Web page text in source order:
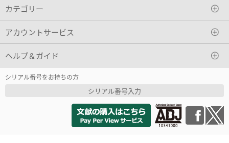
カテゴリー
アカウントサービス
ヘルプ＆ガイド
シリアル番号をお持ちの方
シリアル番号入力